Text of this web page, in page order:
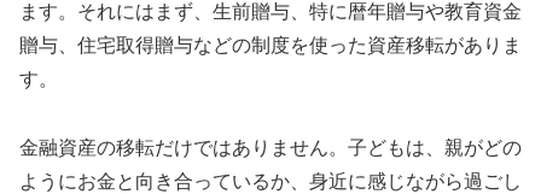
ます。それにはまず、生前贈与、特に暦年贈与や教育資金
贈与、住宅取得贈与などの制度を使った資産移転がありま
す。
金融資産の移転だけではありません。子どもは、親がどの
ようにお金と向き合っているか、身近に感じながら過ごし